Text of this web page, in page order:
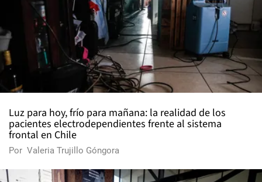
Luz para hoy, frío para mañana: la realidad de los
pacientes electrodependientes frente al sistema
frontal en Chile
Por Valeria Trujillo Góngora